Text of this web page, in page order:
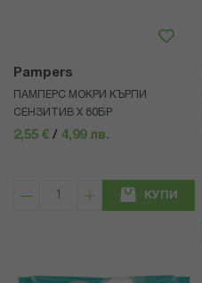
Pampers
ПАМПЕРС МОКРИ КЪРПИ
СЕНЗИТИВ Х 80БР
2,55 € / 4,99 лв.
КУПИ